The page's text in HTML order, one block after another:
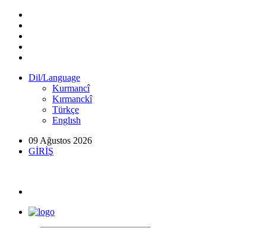
Dil/Language
Kurmancî
Kırmanckî
Türkçe
Englısh
09 Ağustos 2026
GİRİŞ